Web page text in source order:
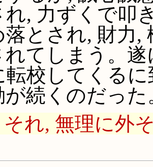
れ, 力ずくで叩
落とされ, 財力,
れてしまう。
転校してくる
が続くのだった
それ, 無理に外